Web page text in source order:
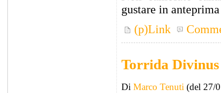
gustare in
(p)Link
Torrida
Di Marco Tenuti (del 27/